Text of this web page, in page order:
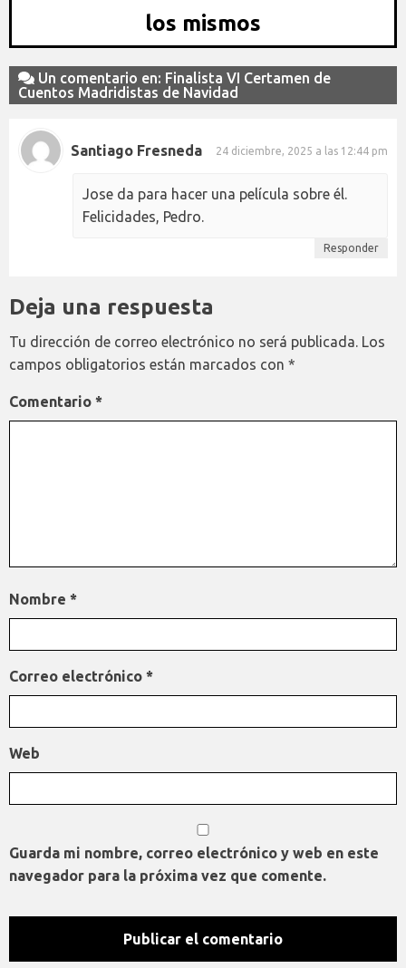
los mismos
Un comentario en: Finalista VI Certamen de
Cuentos Madridistas de Navidad
Santiago Fresneda 24 diciembre, 2025 a las 12:44 pm
Jose da para hacer una película sobre él.
Felicidades, Pedro.
Responder
Deja una respuesta
Tu dirección de correo electrónico no será publicada. Los
campos obligatorios están marcados con *
Comentario *
Nombre *
Correo electrónico *
Web
Guarda mi nombre, correo electrónico y web en este
navegador para la próxima vez que comente.